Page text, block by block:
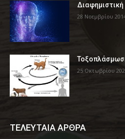
28 Νοεμβρίου
25 Οκτωβρίου
ΤΕΛΕΥΤΑΙΑ ΑΡΘΡΑ